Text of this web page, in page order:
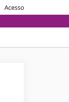
Acesso